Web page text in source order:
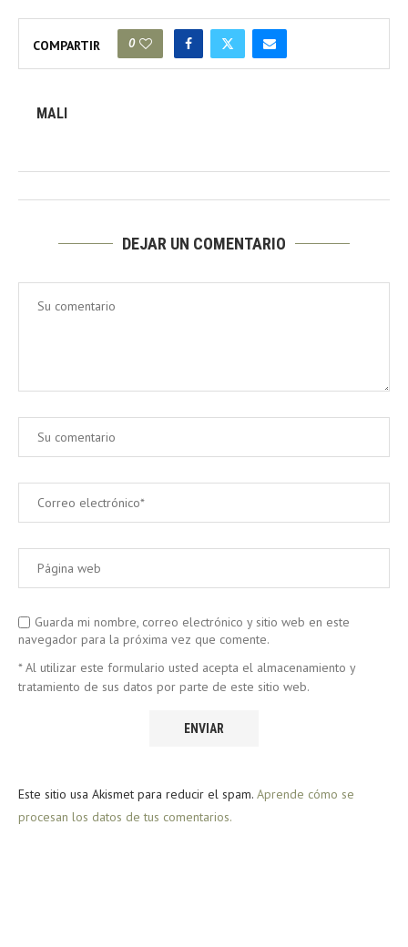
COMPARTIR 0
MALI
DEJAR UN COMENTARIO
Guarda mi nombre, correo electrónico y sitio web en este
navegador para la próxima vez que comente.
* Al utilizar este formulario usted acepta el almacenamiento y
tratamiento de sus datos por parte de este sitio web.
Este sitio usa Akismet para reducir el spam. Aprende cómo se
procesan los datos de tus comentarios.